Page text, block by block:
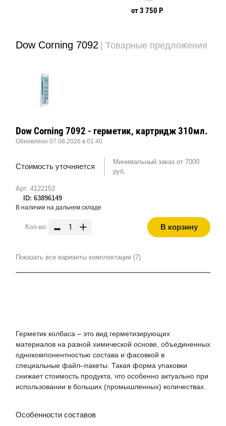
от 3 750 Р
Dow Corning 7092 | Товарные предложения
Арт. 4122153
ID: 63896149
Dow Corning 7092 - герметик, картридж 310мл.
Обновлено 07.08.2026 в 01:40
Стоимость уточняется
Минимальный заказ от 7000
руб.
В наличии на дальнем складе
Кол-во - + В корзину
Показать все варианты комплектации (7)
Герметик колбаса – это вид герметизирующих
материалов на разной химической основе, объединенных
однокомпонентностью состава и фасовкой в
специальные файл–пакеты. Такая форма упаковки
снижает стоимость продукта, что особенно актуально при
использовании в больших (промышленных) количествах.
Особенности составов